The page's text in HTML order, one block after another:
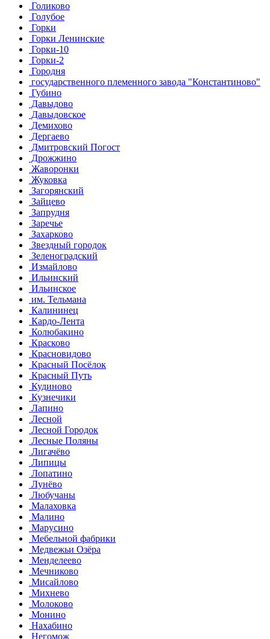
Голиково
Голубое
Горки
Горки Ленинские
Горки-10
Горки-2
Городня
государственного племенного завода "Константиново"
Губино
Давыдово
Давыдовское
Демихово
Дергаево
Дмитровский Погост
Дрожжино
Жаворонки
Жуковка
Загорянский
Зайцево
Запрудня
Заречье
Захарково
Звездный городок
Зеленоградский
Измайлово
Ильинский
Ильинское
им. Тельмана
Калининец
Кардо-Лента
Колюбакино
Красково
Красновидово
Красный Посёлок
Красный Путь
Кудиново
Кузнечики
Лапино
Лесной
Лесной Городок
Лесные Поляны
Лигачёво
Липицы
Лопатино
Лунёво
Любучаны
Малаховка
Малино
Марусино
Мебельной фабрики
Медвежьи Озёра
Менделеево
Мечниково
Мисайлово
Михнево
Молоково
Монино
Нахабино
Негомож